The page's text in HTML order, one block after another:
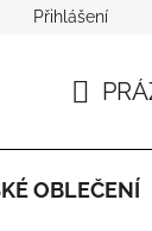
Přihlášení
KOŠÍK
OBLEČENÍ